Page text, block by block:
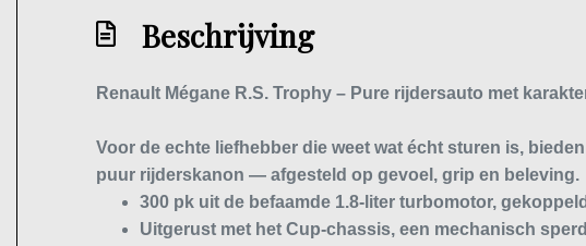
Beschrijving
Renault Mégane R.S. Trophy – Pure rijdersauto met
Voor de echte liefhebber die weet wat écht sturen is,
puur rijderskanon — afgesteld op gevoel, grip en beleving.
300 pk uit de befaamde 1.8-liter turbomotor,
Uitgerust met het Cup-chassis, een mechanisch